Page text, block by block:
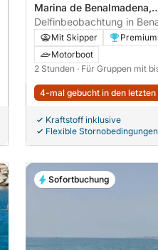
Marina de Benalmadena,
Benalmádena, Spanien
Delfinbeobachtung in
Mit Skipper
Motorboot
2 Stunden · Für Gruppen mit
4-mal gebucht in den letzten
Kraftstoff inklusive
Flexible Stornobedingungen
Sofortbuchung